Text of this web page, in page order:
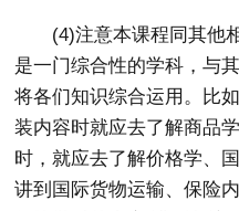
(4)注意本课程同其他
是一门综合性的学科，与
将各们知识综合运用。比
装内容时就应去了解商品
时，就应去了解价格学、
讲到国际货物运输、保险